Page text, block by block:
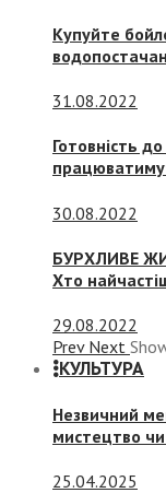
Купуйте
31.08.2022
Готовність
30.08.2022
БУРХЛИВЕ
Хто
29.08.2022
Prev Next
КУЛЬТУРА
Незвичний
мистецтво
25.04.2025